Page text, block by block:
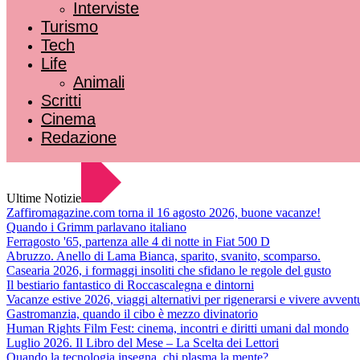
Interviste
Turismo
Tech
Life
Animali
Scritti
Cinema
Redazione
Ultime Notizie
Zaffiromagazine.com torna il 16 agosto 2026, buone vacanze!
Quando i Grimm parlavano italiano
Ferragosto '65, partenza alle 4 di notte in Fiat 500 D
Abruzzo. Anello di Lama Bianca, sparito, svanito, scomparso.
Casearia 2026, i formaggi insoliti che sfidano le regole del gusto
Il bestiario fantastico di Roccascalegna e dintorni
Vacanze estive 2026, viaggi alternativi per rigenerarsi e vivere
Gastromanzia, quando il cibo è mezzo divinatorio
Human Rights Film Fest: cinema, incontri e diritti umani dal mondo
Luglio 2026. Il Libro del Mese – La Scelta dei Lettori
Quando la tecnologia insegna, chi plasma la mente?